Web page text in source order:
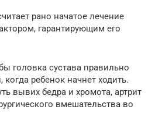
рано начатое лечение
гарантирующим его
головка сустава правильно
ребенок начнет ходить.
вывих бедра и хромота, артрит
вмешательства во